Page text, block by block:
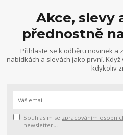
Akce, slevy
přednostně
Přihlaste se k odběru novinek a
nabídkách a slevách jako první.
kdykoliv
Souhlasím se zpracováním
newsletteru.